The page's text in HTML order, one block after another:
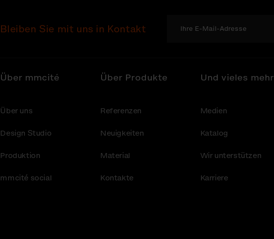
Bleiben Sie mit uns in Kontakt
Über mmcité
Über uns
Design Studio
Produktion
mmcité social
Über Produkte
Referenzen
Neuigkeiten
Material
Kontakte
Und vieles mehr
Medien
Katalog
Wir unterstützen
Karriere